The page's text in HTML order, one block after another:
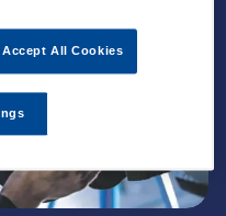
Accept All Cookies